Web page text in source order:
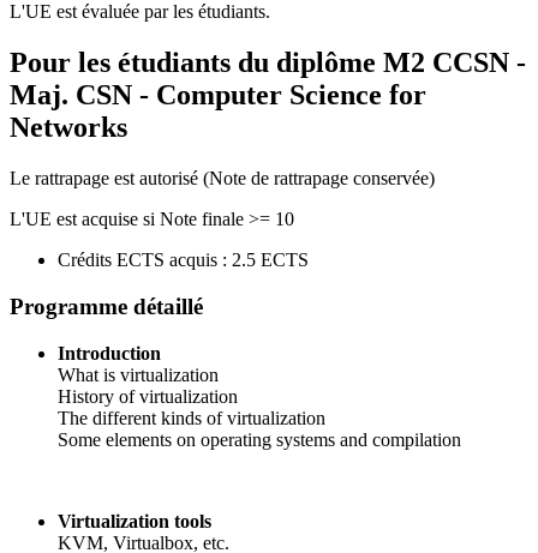
L'UE est évaluée par les étudiants.
Pour les étudiants du diplôme M2 CCSN -
Maj. CSN - Computer Science for
Networks
Le rattrapage est autorisé (Note de rattrapage conservée)
L'UE est acquise si Note finale >= 10
Crédits ECTS acquis : 2.5 ECTS
Programme détaillé
Introduction
What is virtualization
History of virtualization
The different kinds of virtualization
Some elements on operating systems and compilation
Virtualization tools
KVM, Virtualbox, etc.